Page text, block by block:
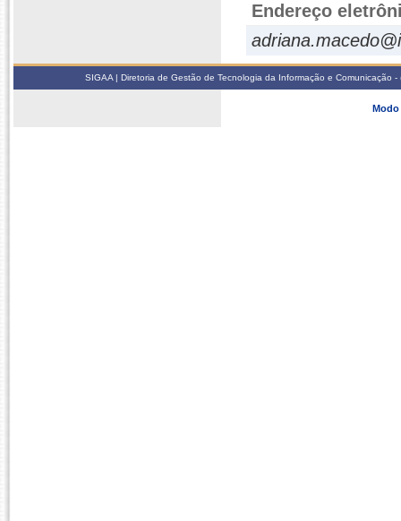
Endereço
SIGAA | Diretoria de Gestão de Tecnologia da Informação e
Modo